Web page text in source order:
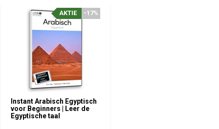
Instant Arabisch Egyptisch
voor Beginners | Leer de
Egyptische taal
-17%
AKTIE